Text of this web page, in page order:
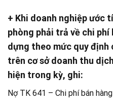
+ Khi doanh nghiệp ước
phòng phải trả về chi
dựng theo mức quy định
trên cơ sở doanh thu
hiện trong kỳ, ghi:
Nợ TK 641 – Chi phí bán hàng